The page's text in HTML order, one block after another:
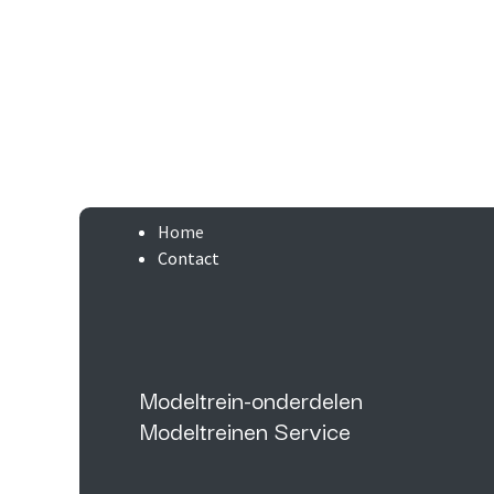
Home
Contact
Modeltrein-onderdelen
Modeltreinen Service